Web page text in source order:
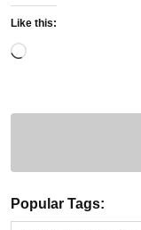
Like this:
Loading…
Popular Tags: